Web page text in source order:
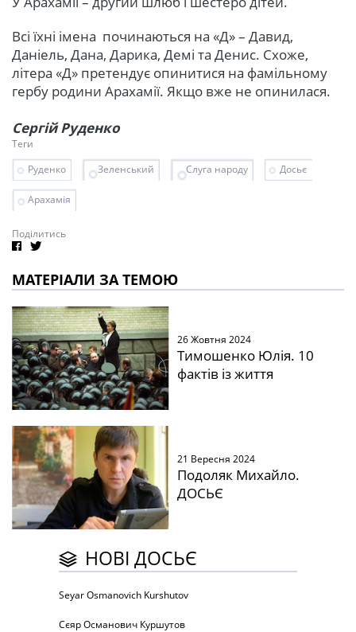
Всі їхні імена починаються на «Д» – Давид,
Даніель, Дана, Дарика, Демі та Денис. Схоже,
літера «Д» претендує опинитися на фамільному
гербу родини Арахамії. Якщо вже не опинилася.
Сергій Руденко
Теги
Руденко
Зеленський Слуга народу Досьє
Арахамія
Поділитись
МАТЕРІАЛИ ЗА ТЕМОЮ
26 Жовтня 2024
Тимошенко Юлія. 10
фактів із життя
21 Вересня 2024
Подоляк Михайло.
ДОСЬЄ
НОВІ ДОСЬЄ
Seyar Osmanovich Kurshutov
Сєяр Османович Куршутов